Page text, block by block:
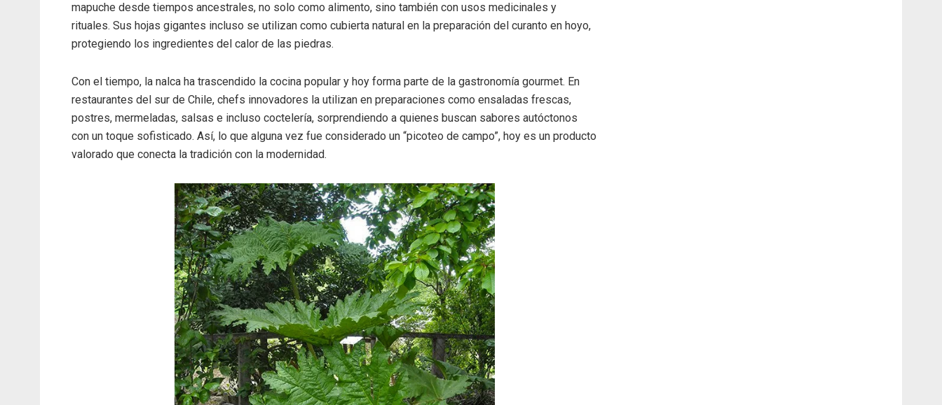
mapuche desde tiempos ancestrales, no solo como alimento, sino también con usos medicinales y
rituales. Sus hojas gigantes incluso se utilizan como cubierta natural en la preparación del curanto en hoyo,
protegiendo los ingredientes del calor de las piedras.
Con el tiempo, la nalca ha trascendido la cocina popular y hoy forma parte de la gastronomía gourmet. En
restaurantes del sur de Chile, chefs innovadores la utilizan en preparaciones como ensaladas frescas,
postres, mermeladas, salsas e incluso coctelería, sorprendiendo a quienes buscan sabores autóctonos
con un toque sofisticado. Así, lo que alguna vez fue considerado un “picoteo de campo”, hoy es un producto
valorado que conecta la tradición con la modernidad.